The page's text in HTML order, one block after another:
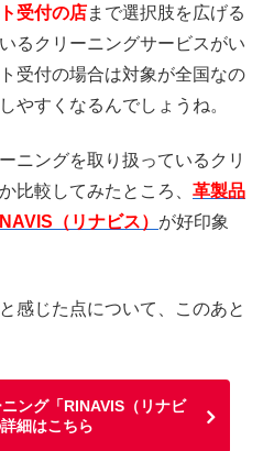
受付の店まで選択肢を広げる
るクリーニングサービスがい
受付の場合は対象が全国なの
やすくなるんでしょうね。
ニングを取り扱っているクリ
比較してみたところ、 革製品
（リナビス） が好印象
感じた点について、このあと
ング「RINAVIS（リナビ
細はこちら